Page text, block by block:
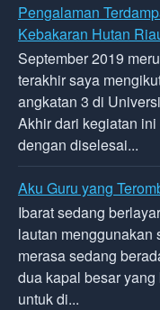
Pengalaman
Kebakaran Hutan
September 2019
terakhir saya
angkatan 3 di
Akhir dari kegiatan
dengan diselesai...
Aku Guru yang
Ibarat sedang
lautan menggunakan
merasa sedang
dua kapal besar
untuk di...